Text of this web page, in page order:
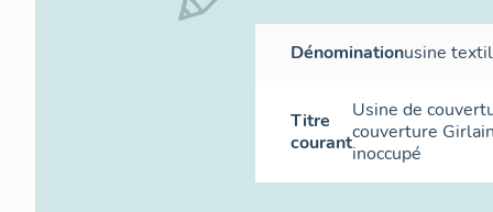
Dénominationusine
Titre
courant
Usine de
couverture
inoccupé